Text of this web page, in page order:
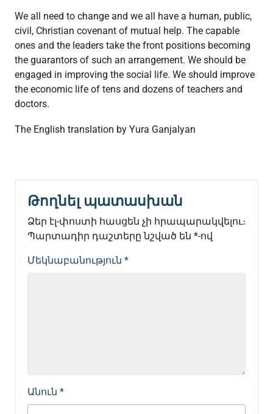
We all need to change and we all have a human, public,
civil, Christian covenant of mutual help. The capable
ones and the leaders take the front positions becoming
the guarantors of such an arrangement. We should be
engaged in improving the social life. We should improve
the economic life of tens and dozens of teachers and
doctors.
The English translation by Yura Ganjalyan
Թողնել պատասխան
Ձեր էլ-փոստի հասցեն չի հրապարակվելու։
Պարտադիր դաշտերը նշված են *-ով
Մեկնաբանություն *
Անուն *